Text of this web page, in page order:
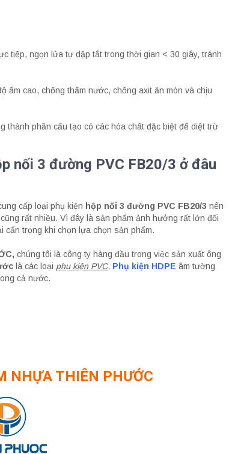
tiếp, ngọn lửa tự dập tắt trong thời gian < 30 giây, tránh
ẩm cao, chống thấm nước, chống axit ăn mòn và chịu
thành phần cấu tạo có các hóa chất đặc biệt để diệt trừ
nối 3 đường PVC FB20/3 ở đâu
cấp loại phụ kiện hộp nối 3 đường PVC FB20/3 nên
rất nhiều. Vì đây là sản phẩm ảnh hưởng rất lớn đối
cẩn trọng khi chọn lựa chọn sản phẩm.
chúng tôi là công ty hàng đầu trong việc sản xuất ông
là các loại phụ kiện PVC, Phụ kiện HDPE âm tường
cả nước.
NHỰA THIÊN PHƯỚC